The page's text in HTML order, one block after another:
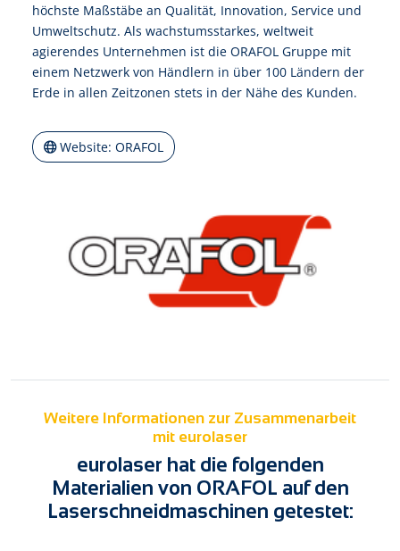
höchste Maßstäbe an Qualität, Innovation, Service und
Umweltschutz. Als wachstumsstarkes, weltweit
agierendes Unternehmen ist die ORAFOL Gruppe mit
einem Netzwerk von Händlern in über 100 Ländern der
Erde in allen Zeitzonen stets in der Nähe des Kunden.
Website: ORAFOL
Weitere Informationen zur Zusammenarbeit
mit eurolaser
eurolaser hat die folgenden
Materialien von ORAFOL auf den
Laserschneidmaschinen getestet: